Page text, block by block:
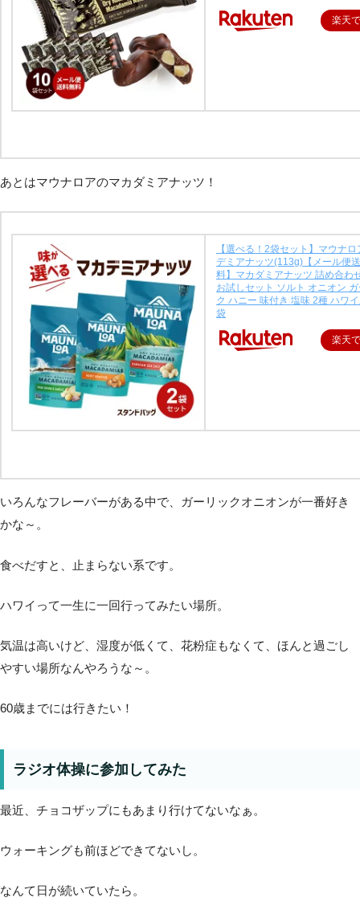
楽天
あとはマウナロアのマカダミアナッツ！
【選べる！2袋セット】マウナロ
デミアナッツ(113g)【メール便
料】マカダミアナッツ 詰め合わ
お試しセット ソルト オニオン
ク ハニー 味付き 塩味 2種 ハワ
袋
楽天
いろんなフレーバーがある中で、ガーリックオニオンが一番好き
かな～。
食べだすと、止まらない系です。
ハワイって一生に一回行ってみたい場所。
気温は高いけど、湿度が低くて、花粉症もなくて、ほんと過ごし
やすい場所なんやろうな～。
60歳までには行きたい！
ラジオ体操に参加してみた
最近、チョコザップにもあまり行けてないなぁ。
ウォーキングも前ほどできてないし。
なんて日が続いていたら。